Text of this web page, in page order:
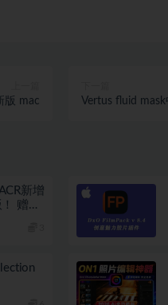
版 mac
Vertus fluid
新增
赠